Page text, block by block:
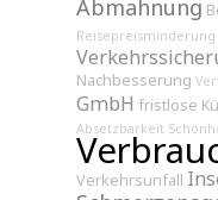
Abmahnung
Reisepreisminderung
Nachbesserung
GmbH fristlose
Absetzbarkeit
Verkehrsunfall